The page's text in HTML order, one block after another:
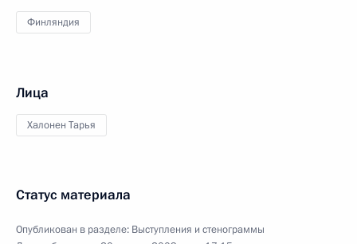
Финляндия
Лица
Халонен Тарья
Статус материала
Опубликован в разделе: Выступления и стенограммы